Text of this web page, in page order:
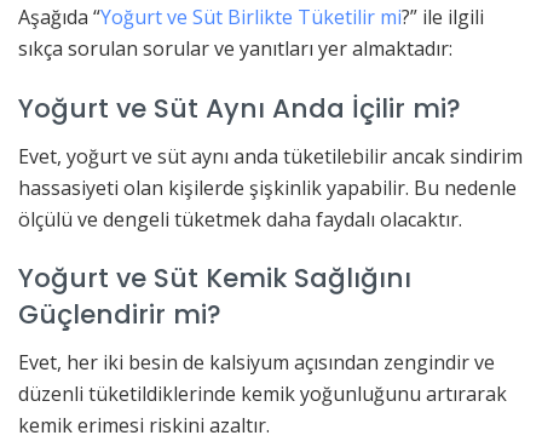
Aşağıda “Yoğurt ve Süt Birlikte Tüketilir mi?” ile ilgili
sıkça sorulan sorular ve yanıtları yer almaktadır:
Yoğurt ve Süt Aynı Anda İçilir mi?
Evet, yoğurt ve süt aynı anda tüketilebilir ancak sindirim
hassasiyeti olan kişilerde şişkinlik yapabilir. Bu nedenle
ölçülü ve dengeli tüketmek daha faydalı olacaktır.
Yoğurt ve Süt Kemik Sağlığını
Güçlendirir mi?
Evet, her iki besin de kalsiyum açısından zengindir ve
düzenli tüketildiklerinde kemik yoğunluğunu artırarak
kemik erimesi riskini azaltır.